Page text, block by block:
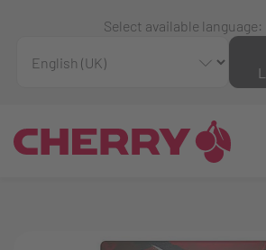
Select available language: